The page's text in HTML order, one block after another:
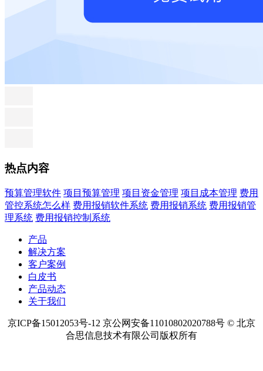
热点内容
预算管理软件 项目预算管理 项目资金管理 项目成本管理 费用
管控系统怎么样 费用报销软件系统 费用报销系统 费用报销管
理系统 费用报销控制系统
产品
解决方案
客户案例
白皮书
产品动态
关于我们
京ICP备15012053号-12 京公网安备11010802020788号 © 北京
合思信息技术有限公司版权所有